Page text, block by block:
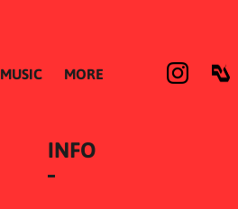
MUSIC MORE
INFO